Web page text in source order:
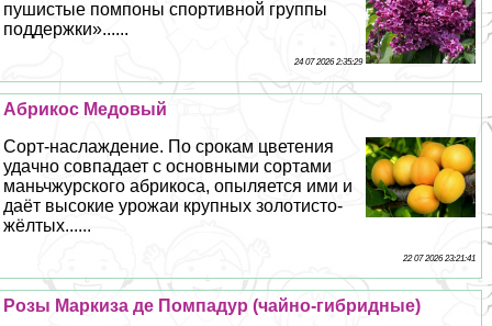
пушистые помпоны спортивной группы
поддержки»......
24 07 2026 2:35:29
Абрикос Медовый
Сорт-наслаждение. По срокам цветения
удачно совпадает с основными сортами
маньчжурского абрикоса, опыляется ими и
даёт высокие урожаи крупных золотисто-
жёлтых......
22 07 2026 23:21:41
Розы Маркиза де Помпадур (чайно-гибридные)